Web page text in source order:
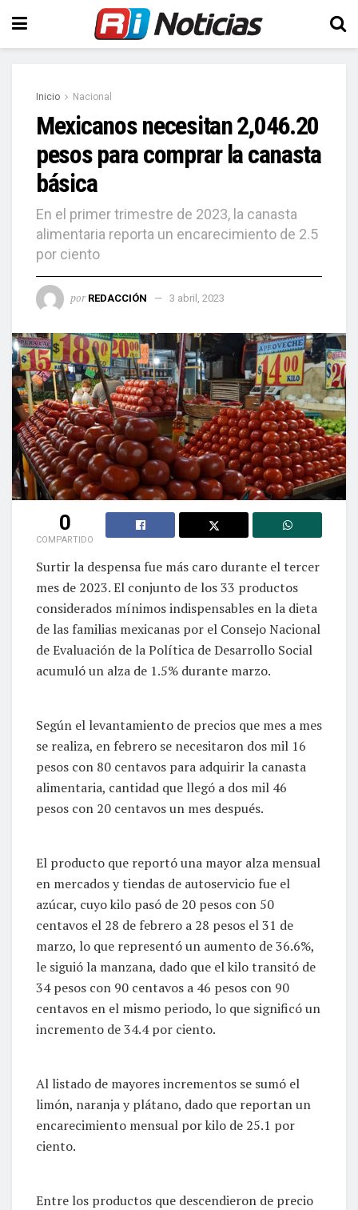
Inicio Nacional
Mexicanos necesitan 2,046.20
pesos para comprar la canasta
básica
En el primer trimestre de 2023, la canasta
alimentaria reporta un encarecimiento de 2.5
por ciento
por REDACCIÓN 3 abril, 2023
0
COMPARTIDO
Surtir la despensa fue más caro durante el tercer
mes de 2023. El conjunto de los 33 productos
considerados mínimos indispensables en la dieta
de las familias mexicanas por el Consejo Nacional
de Evaluación de la Política de Desarrollo Social
acumuló un alza de 1.5% durante marzo.
Según el levantamiento de precios que mes a mes
se realiza, en febrero se necesitaron dos mil 16
pesos con 80 centavos para adquirir la canasta
alimentaria, cantidad que llegó a dos mil 46
pesos con 20 centavos un mes después.
El producto que reportó una mayor alza mensual
en mercados y tiendas de autoservicio fue el
azúcar, cuyo kilo pasó de 20 pesos con 50
centavos el 28 de febrero a 28 pesos el 31 de
marzo, lo que representó un aumento de 36.6%,
le siguió la manzana, dado que el kilo transitó de
34 pesos con 90 centavos a 46 pesos con 90
centavos en el mismo periodo, lo que significó un
incremento de 34.4 por ciento.
Al listado de mayores incrementos se sumó el
limón, naranja y plátano, dado que reportan un
encarecimiento mensual por kilo de 25.1 por
ciento.
Entre los productos que descendieron de precio